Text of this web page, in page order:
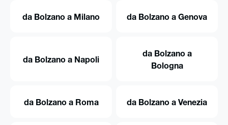
da Bolzano a Milano da Bolzano a Genova
da Bolzano a Napoli
da Bolzano a
Bologna
da Bolzano a Roma da Bolzano a Venezia